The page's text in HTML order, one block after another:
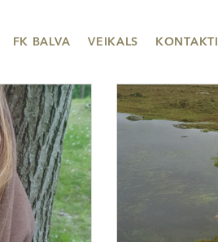
FK BALVA VEIKALS KONTAKTI